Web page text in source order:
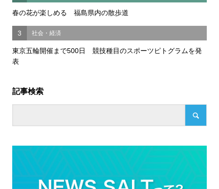
春の花が楽しめる 福島県内の散歩道
3 社会・経済
東京五輪開催まで500日 競技種目のスポーツピトグラムを発
表
記事検索